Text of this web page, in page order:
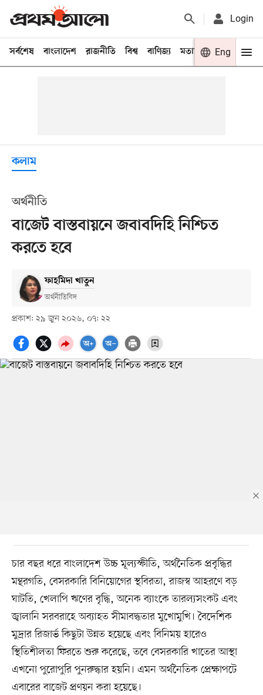
Login
সর্বশেষ বাংলাদেশ রাজনীতি বিশ্ব বাণিজ্য মতামত খেলা
Eng
কলাম
অর্থনীতি
বাজেট বাস্তবায়নে জবাবদিহি নিশ্চিত
করতে হবে
ফাহমিদা খাতুন
অর্থনীতিবিদ
প্রকাশ: ২৯ জুন ২০২৬, ০৭: ২২
চার বছর ধরে বাংলাদেশ উচ্চ মূল্যস্ফীতি, অর্থনৈতিক প্রবৃদ্ধির
মন্থরগতি, বেসরকারি বিনিয়োগের স্থবিরতা, রাজস্ব আহরণে বড়
ঘাটতি, খেলাপি ঋণের বৃদ্ধি, অনেক ব্যাংকে তারল্যসংকট এবং
জ্বালানি সরবরাহে অব্যাহত সীমাবদ্ধতার মুখোমুখি। বৈদেশিক
মুদ্রার রিজার্ভ কিছুটা উন্নত হয়েছে এবং বিনিময় হারেও
স্থিতিশীলতা ফিরতে শুরু করেছে, তবে বেসরকারি খাতের আস্থা
এখনো পুরোপুরি পুনরুদ্ধার হয়নি। এমন অর্থনৈতিক প্রেক্ষাপটে
এবারের বাজেট প্রণয়ন করা হয়েছে।